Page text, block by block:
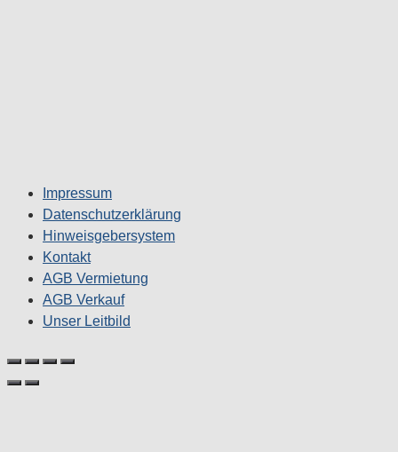
Impressum
Datenschutzerklärung
Hinweisgebersystem
Kontakt
AGB Vermietung
AGB Verkauf
Unser Leitbild